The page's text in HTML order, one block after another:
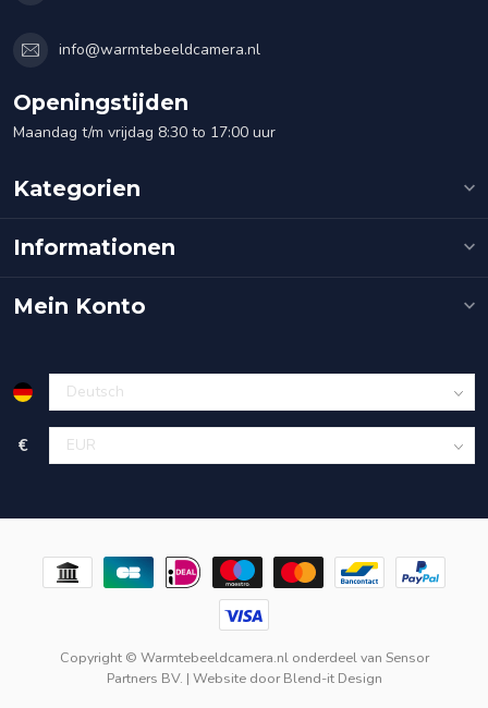
info@warmtebeeldcamera.nl
Openingstijden
Maandag t/m vrijdag 8:30 to 17:00 uur
Kategorien
Informationen
Mein Konto
€
Copyright © Warmtebeeldcamera.nl onderdeel van Sensor
Partners BV. | Website doorBlend-it Design